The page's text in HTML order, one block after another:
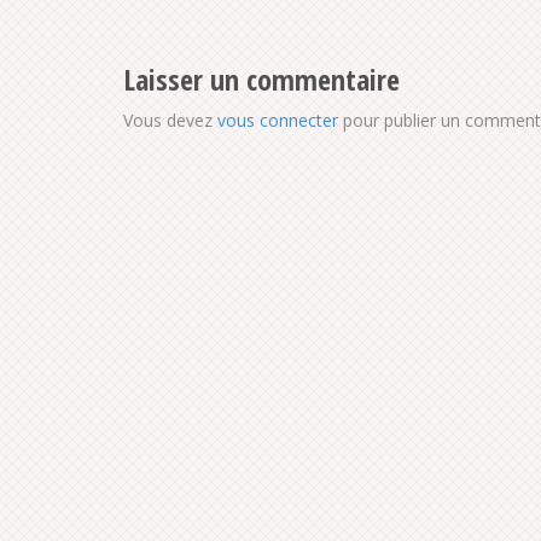
Laisser un commentaire
Vous devez vous connecter pour publier un